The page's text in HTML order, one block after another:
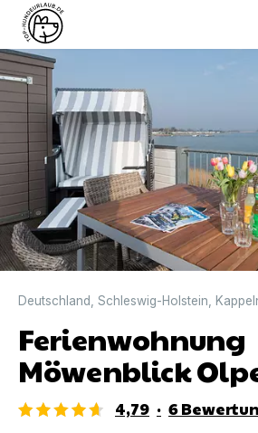
DIREKT BUCHBAR
Deutschland Schleswig-Holstein
Ferienwohnung
Möwenblick
4,79 · 6